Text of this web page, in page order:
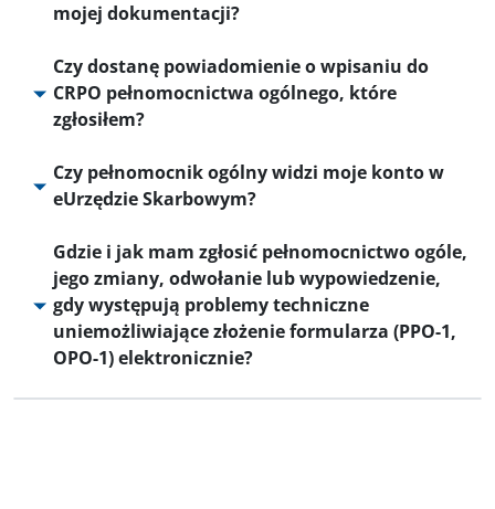
mojej dokumentacji?
Czy dostanę powiadomienie o wpisaniu do
CRPO pełnomocnictwa ogólnego, które
zgłosiłem?
Czy pełnomocnik ogólny widzi moje konto w
eUrzędzie Skarbowym?
Gdzie i jak mam zgłosić pełnomocnictwo ogóle,
jego zmiany, odwołanie lub wypowiedzenie,
gdy występują problemy techniczne
uniemożliwiające złożenie formularza (PPO-1,
OPO-1) elektronicznie?